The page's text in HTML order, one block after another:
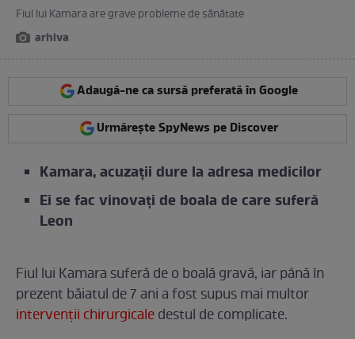
Fiul lui Kamara are grave probleme de sănătate
arhiva
Adaugă-ne ca sursă preferată în Google
Urmărește SpyNews pe Discover
Kamara, acuzații dure la adresa medicilor
Ei se fac vinovați de boala de care suferă
Leon
Fiul lui Kamara suferă de o boală gravă, iar până în
prezent băiatul de 7 ani a fost supus mai multor
intervenții chirurgicaledestul de complicate.